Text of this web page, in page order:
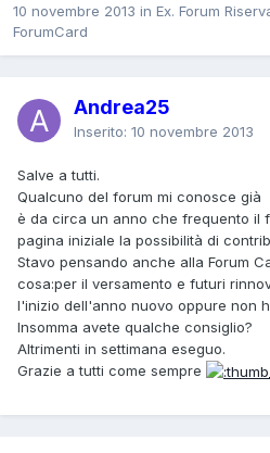
10 novembre 2013 in Ex. Forum
ForumCard
Andrea25
Inserito: 10 novembre 2013
Salve a tutti.
Qualcuno del forum mi conosce già
è da circa un anno che frequento il
pagina iniziale la possibilità di
Stavo pensando anche alla Forum
cosa:per il versamento e futuri
l'inizio dell'anno nuovo oppure non
Insomma avete qualche consiglio?
Altrimenti in settimana eseguo.
Grazie a tutti come sempre